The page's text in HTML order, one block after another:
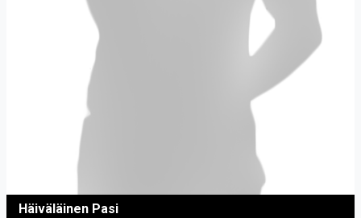
Häiväläinen Pasi